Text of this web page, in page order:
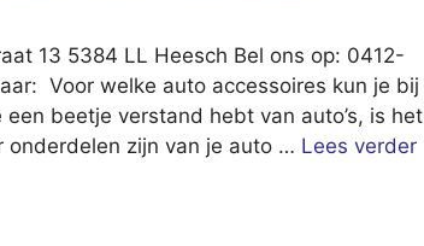
13 5384 LL Heesch Bel ons op: 0412-
Voor welke auto accessoires kun je bij
beetje verstand hebt van auto’s, is het
onderdelen zijn van je auto … Lees verder